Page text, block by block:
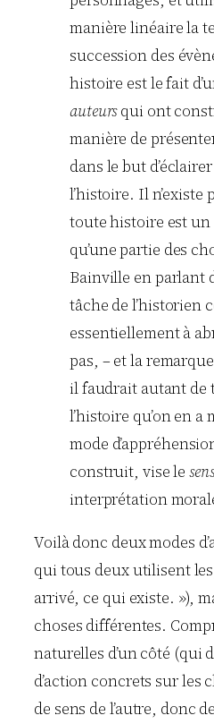
manière linéaire la
succession des
histoire est le fait
auteursqui ont
manière de
dans le but
l’histoire. Il n’existe
toute histoire est
qu’une partie des
Bainville en parlant
tâche de l’historien
essentiellement à
pas, – et la
il faudrait autant de
l’histoire qu’on en a
mode
construit, vise lesens
interprétation
Voilà donc deux modes
qui tous deux utilisent les
arrivé, ce qui existe. »),
choses différentes.
naturelles d’un côté (qui
d’action concrets sur les
de sens de l’autre, donc